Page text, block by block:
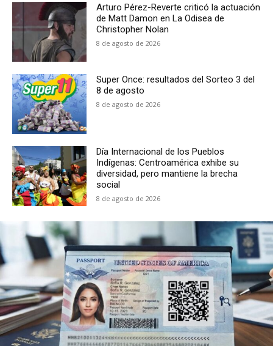
Arturo Pérez-Reverte criticó la actuación
de Matt Damon en La Odisea de
Christopher Nolan
8 de agosto de 2026
Super Once: resultados del Sorteo 3 del
8 de agosto
8 de agosto de 2026
Día Internacional de los Pueblos
Indígenas: Centroamérica exhibe su
diversidad, pero mantiene la brecha
social
8 de agosto de 2026